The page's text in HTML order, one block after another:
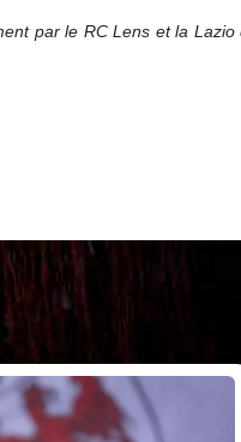
par le RC Lens et la